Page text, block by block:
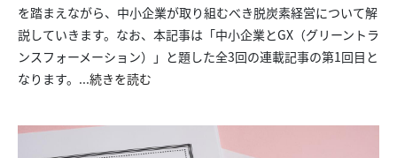
を踏まえながら、中小企業が取り組むべき脱炭素経営について解
説していきます。なお、本記事は「中小企業とGX（グリーントラ
ンスフォーメーション）」と題した全3回の連載記事の第1回目と
なります。...続きを読む